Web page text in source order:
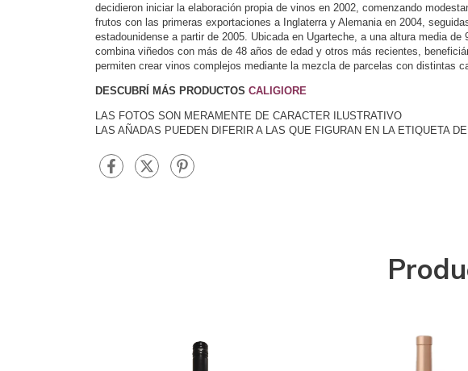
decidieron iniciar la elaboración propia de vinos en 2002, comenzando
frutos con las primeras exportaciones a Inglaterra y Alemania en 2004,
estadounidense a partir de 2005. Ubicada en Ugarteche, a una altura media
combina viñedos con más de 48 años de edad y otros más recientes,
permiten crear vinos complejos mediante la mezcla de parcelas con distintas
DESCUBRÍ MÁS PRODUCTOS CALIGIORE
LAS FOTOS SON MERAMENTE DE CARACTER ILUSTRATIVO
LAS AÑADAS PUEDEN DIFERIR A LAS QUE FIGURAN EN LA ETIQUETA